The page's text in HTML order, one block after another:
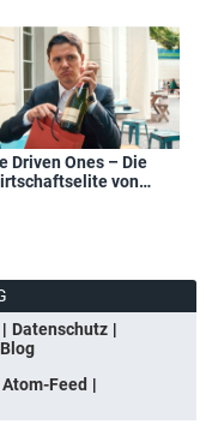
Driven Ones – Die
von
Datenschutz
Blog
Atom-Feed